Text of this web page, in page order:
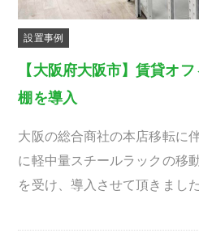
設置事例
【大阪府大阪市】賃貸オ
棚を導入
大阪の総合商社の本店移転に
に軽中量スチールラックの移
を受け、導入させて頂きまし